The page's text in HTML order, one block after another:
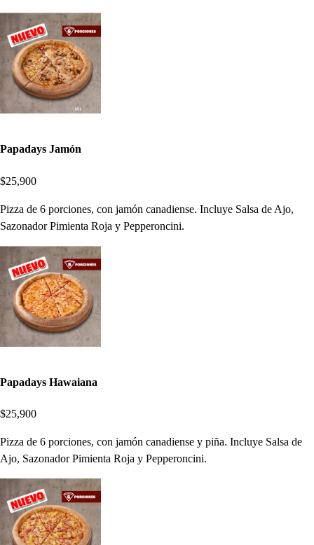
Papadays Jamón
$25,900
Pizza de 6 porciones, con jamón canadiense. Incluye Salsa de Ajo,
Sazonador Pimienta Roja y Pepperoncini.
Papadays Hawaiana
$25,900
Pizza de 6 porciones, con jamón canadiense y piña. Incluye Salsa de
Ajo, Sazonador Pimienta Roja y Pepperoncini.